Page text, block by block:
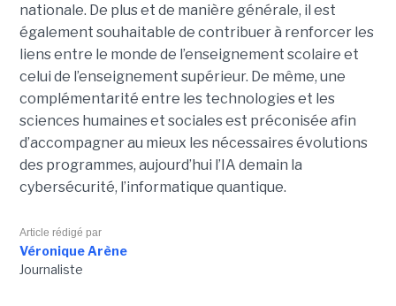
nationale. De plus et de manière générale, il est
également souhaitable de contribuer à renforcer les
liens entre le monde de l’enseignement scolaire et
celui de l’enseignement supérieur. De même, une
complémentarité entre les technologies et les
sciences humaines et sociales est préconisée afin
d’accompagner au mieux les nécessaires évolutions
des programmes, aujourd’hui l’IA demain la
cybersécurité, l’informatique quantique.
Article rédigé par
Véronique Arène
Journaliste